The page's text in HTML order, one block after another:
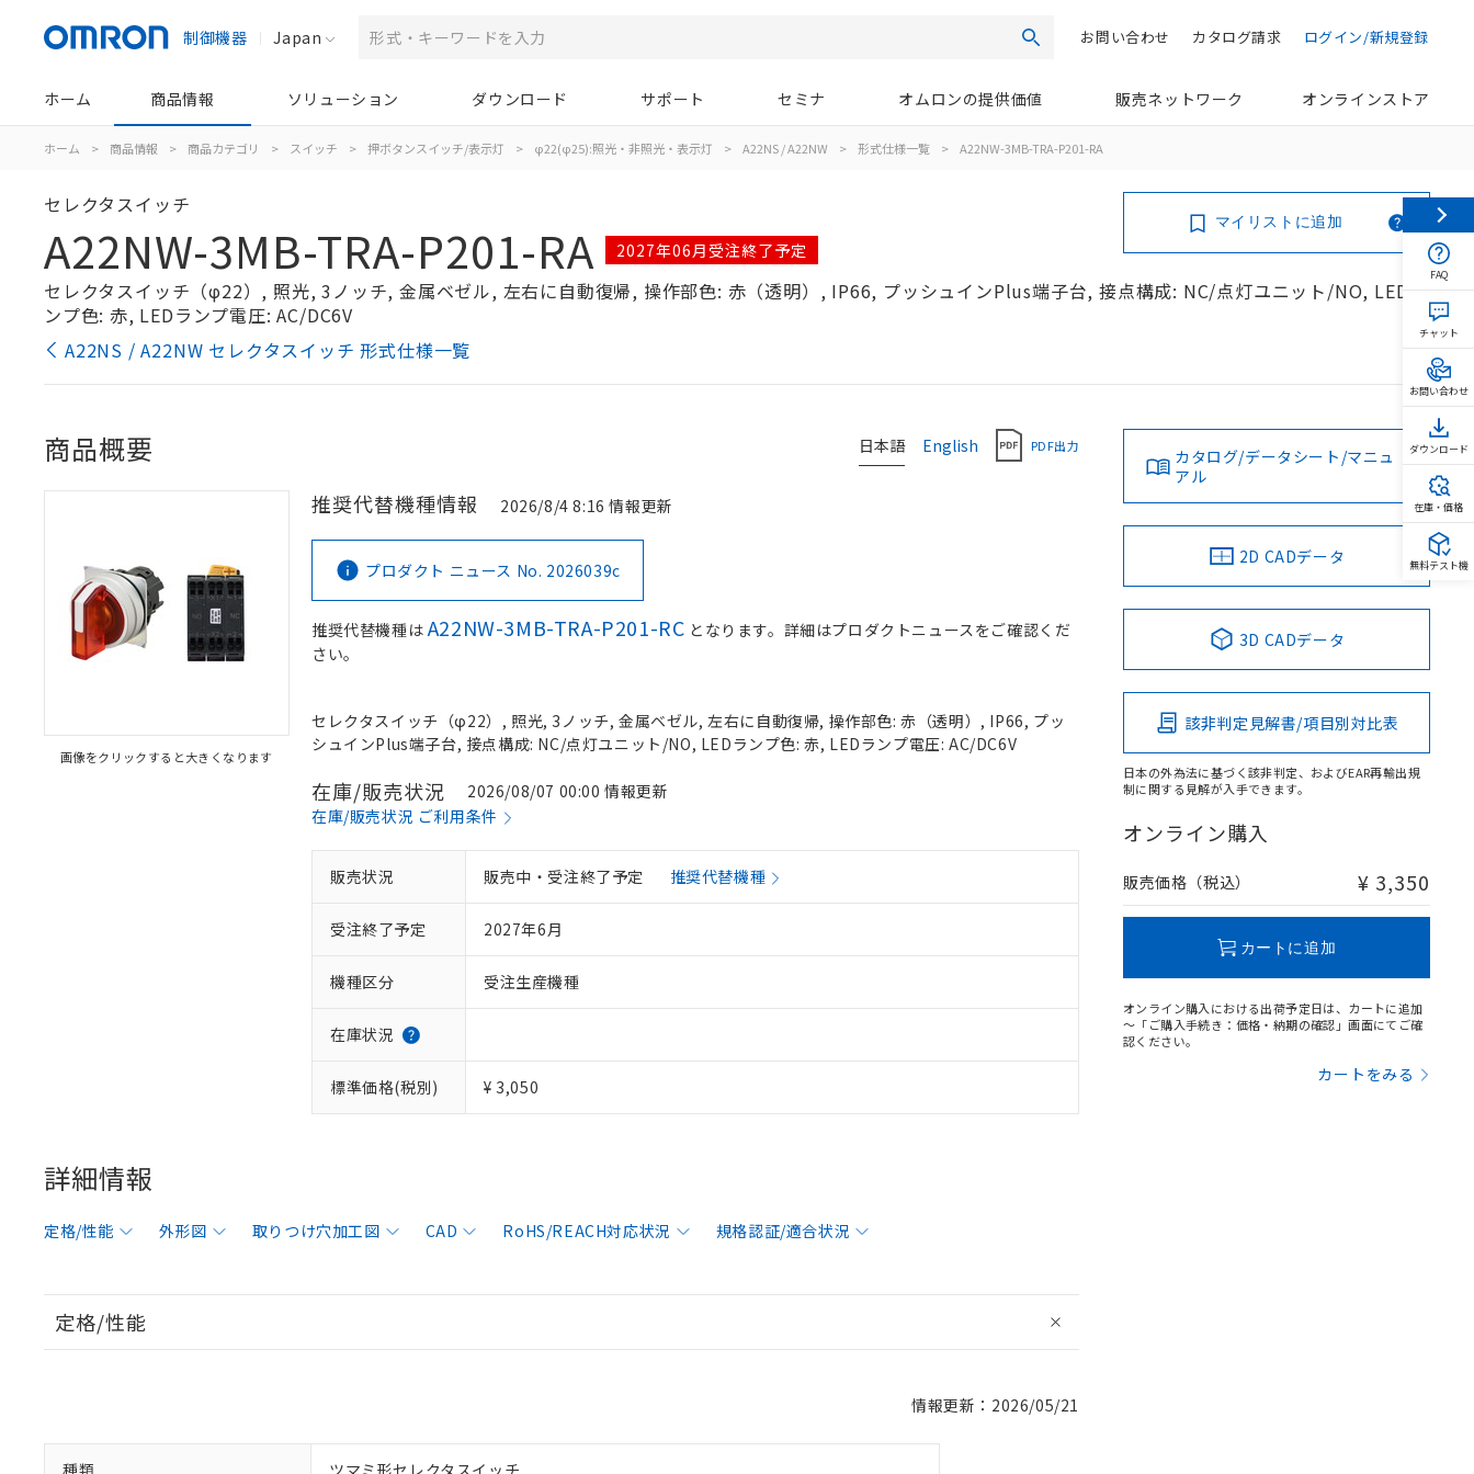
制御機器 Japan 検索 ログイン/新規登録
カタログ請求
お問い合わせ
ホーム 商品情報 ソリューション ダウンロード サポート セミナ オムロンの提供価値 販売ネットワーク オンラインストア
ホーム > 商品情報 > 商品カテゴリ > スイッチ > 押ボタンスイッチ/表示灯 > φ22(φ25):照光・非照光・表示灯 > A22NS / A22NW > 形式仕様一覧 > A22NW-3MB-TRA-P201-RA
セレクタスイッチ
A22NW-3MB-TRA-P201-RA 2027年06月受注終了予定
セレクタスイッチ（φ22）, 照光, 3ノッチ, 金属ベゼル, 左右に自動復帰, 操作部色: 赤（透明）, IP66, プッシュインPlus端子台, 接点構成: NC/点灯ユニット/NO, LEDラ
ンプ色: 赤, LEDランプ電圧: AC/DC6V
A22NS / A22NW セレクタスイッチ 形式仕様一覧
マイリストに追加
日本語 English PDF出力
商品概要
画像をクリックすると大きくなります
推奨代替機種情報 2026/8/4 8:16 情報更新
プロダクト ニュース No. 2026039c
推奨代替機種はA22NW-3MB-TRA-P201-RC となります。詳細はプロダクトニュースをご確認くだ
さい。
セレクタスイッチ（φ22）, 照光, 3ノッチ, 金属ベゼル, 左右に自動復帰, 操作部色: 赤（透明）, IP66, プッ
シュインPlus端子台, 接点構成: NC/点灯ユニット/NO, LEDランプ色: 赤, LEDランプ電圧: AC/DC6V
在庫/販売状況
2026/08/07 00:00 情報更新
在庫/販売状況 ご利用条件
販売状況 販売中・受注終了予定 推奨代替機種
受注終了予定 2027年6月
機種区分 受注生産機種
在庫状況
標準価格(税別) ¥ 3,050
詳細情報
定格/性能 外形図 取りつけ穴加工図 CAD RoHS/REACH対応状況 規格認証/適合状況
定格/性能
情報更新：2026/05/21
種類 ツマミ形セレクタスイッチ
カタログ/データシート/マニュ
アル
2D CADデータ
3D CADデータ
該非判定見解書/項目別対比表
日本の外為法に基づく該非判定、およびEAR再輸出規
制に関する見解が入手できます。
オンライン購入
販売価格（税込） ¥ 3,350
カートに追加
オンライン購入における出荷予定日は、カートに追加
～「ご購入手続き：価格・納期の確認」画面にてご確
認ください。
カートをみる
FAQ
チャット
お問い合わせ
ダウンロード
在庫・価格
無料テスト機